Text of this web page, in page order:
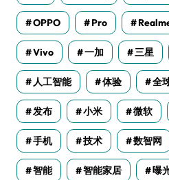
OPPO Pro
Vivo 一加 三星
人工智能 体验 全
发布 小米 微软
手机 技术 数智网
智能 智能家居 曝